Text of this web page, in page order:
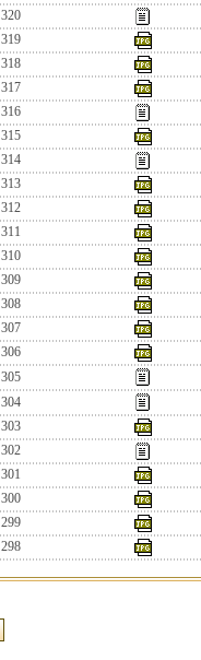
320
319
318
317
316
315
314
313
312
311
310
309
308
307
306
305
304
303
302
301
300
299
298